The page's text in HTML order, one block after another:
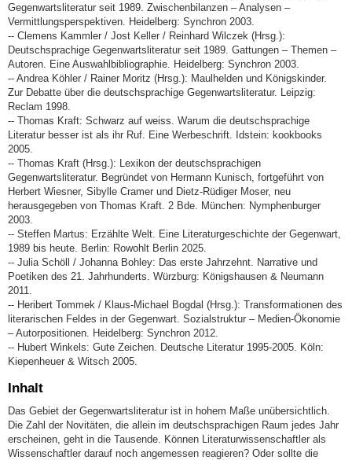
Gegenwartsliteratur seit 1989. Zwischenbilanzen – Analysen –
Vermittlungsperspektiven. Heidelberg: Synchron 2003.
-- Clemens Kammler / Jost Keller / Reinhard Wilczek (Hrsg.):
Deutschsprachige Gegenwartsliteratur seit 1989. Gattungen – Themen –
Autoren. Eine Auswahlbibliographie. Heidelberg: Synchron 2003.
-- Andrea Köhler / Rainer Moritz (Hrsg.): Maulhelden und Königskinder.
Zur Debatte über die deutschsprachige Gegenwartsliteratur. Leipzig:
Reclam 1998.
-- Thomas Kraft: Schwarz auf weiss. Warum die deutschsprachige
Literatur besser ist als ihr Ruf. Eine Werbeschrift. Idstein: kookbooks
2005.
-- Thomas Kraft (Hrsg.): Lexikon der deutschsprachigen
Gegenwartsliteratur. Begründet von Hermann Kunisch, fortgeführt von
Herbert Wiesner, Sibylle Cramer und Dietz-Rüdiger Moser, neu
herausgegeben von Thomas Kraft. 2 Bde. München: Nymphenburger
2003.
-- Steffen Martus: Erzählte Welt. Eine Literaturgeschichte der Gegenwart,
1989 bis heute. Berlin: Rowohlt Berlin 2025.
-- Julia Schöll / Johanna Bohley: Das erste Jahrzehnt. Narrative und
Poetiken des 21. Jahrhunderts. Würzburg: Königshausen & Neumann
2011.
-- Heribert Tommek / Klaus-Michael Bogdal (Hrsg.): Transformationen des
literarischen Feldes in der Gegenwart. Sozialstruktur – Medien-Ökonomie
– Autorpositionen. Heidelberg: Synchron 2012.
-- Hubert Winkels: Gute Zeichen. Deutsche Literatur 1995-2005. Köln:
Kiepenheuer & Witsch 2005.
Inhalt
Das Gebiet der Gegenwartsliteratur ist in hohem Maße unübersichtlich.
Die Zahl der Novitäten, die allein im deutschsprachigen Raum jedes Jahr
erscheinen, geht in die Tausende. Können Literaturwissenschaftler als
Wissenschaftler darauf noch angemessen reagieren? Oder sollte die